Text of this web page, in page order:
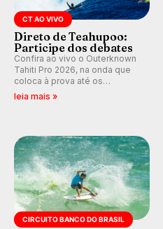
CT AO VIVO
Direto de Teahupoo:
Participe dos debates
Confira ao vivo o Outerknown
Tahiti Pro 2026, na onda que
coloca à prova até os
melhores surfistas do mundo.
leia mais »
CIRCUITO BANCO DO BRASIL